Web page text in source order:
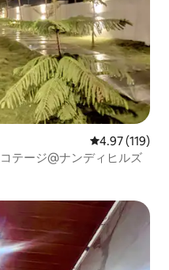
レビュー119
4.97 (119)
テージ@ナンディヒルズ